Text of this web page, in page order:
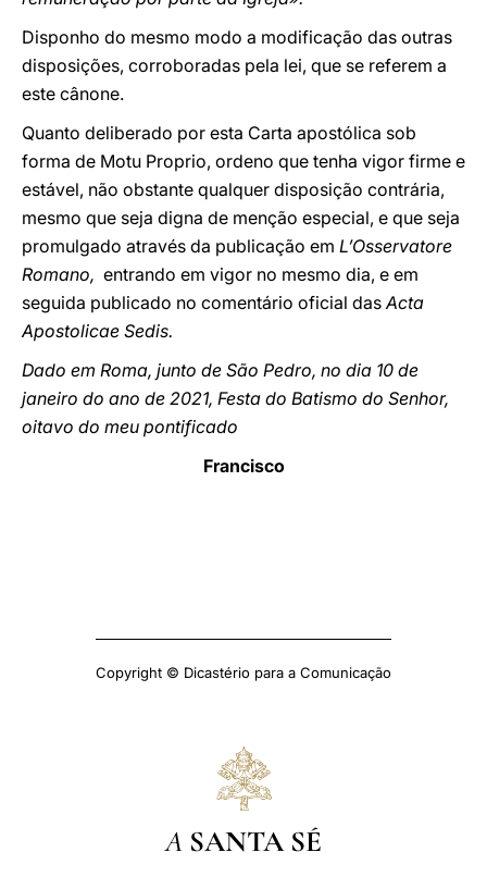
Disponho do mesmo modo a modificação das outras
disposições, corroboradas pela lei, que se referem a
este cânone.
Quanto deliberado por esta Carta apostólica sob
forma de Motu Proprio, ordeno que tenha vigor firme e
estável, não obstante qualquer disposição contrária,
mesmo que seja digna de menção especial, e que seja
promulgado através da publicação em L’Osservatore
Romano, entrando em vigor no mesmo dia, e em
seguida publicado no comentário oficial dasActa
Apostolicae Sedis.
Dado em Roma, junto de São Pedro, no dia 10 de
janeiro do ano de 2021, Festa do Batismo do Senhor,
oitavo do meu pontificado
Francisco
Copyright © Dicastério para a Comunicação
A SANTA SÉ